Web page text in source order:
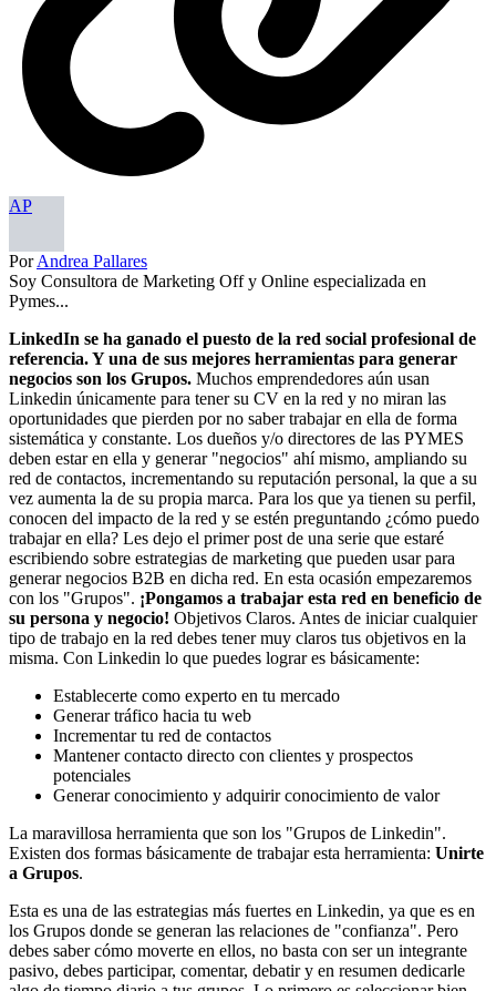
AP
PorAndrea Pallares
Soy Consultora de Marketing Off y Online especializada en
Pymes...
LinkedIn se ha ganado el puesto de la red social profesional de
referencia. Y una de sus mejores herramientas para generar
negocios son los Grupos. Muchos emprendedores aún usan
Linkedin únicamente para tener su CV en la red y no miran las
oportunidades que pierden por no saber trabajar en ella de forma
sistemática y constante. Los dueños y/o directores de las PYMES
deben estar en ella y generar "negocios" ahí mismo, ampliando su
red de contactos, incrementando su reputación personal, la que a su
vez aumenta la de su propia marca. Para los que ya tienen su perfil,
conocen del impacto de la red y se estén preguntando ¿cómo puedo
trabajar en ella? Les dejo el primer post de una serie que estaré
escribiendo sobre estrategias de marketing que pueden usar para
generar negocios B2B en dicha red. En esta ocasión empezaremos
con los "Grupos". ¡Pongamos a trabajar esta red en beneficio de
su persona y negocio! Objetivos Claros. Antes de iniciar cualquier
tipo de trabajo en la red debes tener muy claros tus objetivos en la
misma. Con Linkedin lo que puedes lograr es básicamente:
Establecerte como experto en tu mercado
Generar tráfico hacia tu web
Incrementar tu red de contactos
Mantener contacto directo con clientes y prospectos
potenciales
Generar conocimiento y adquirir conocimiento de valor
La maravillosa herramienta que son los "Grupos de Linkedin".
Existen dos formas básicamente de trabajar esta herramienta: Unirte
a Grupos.
Esta es una de las estrategias más fuertes en Linkedin, ya que es en
los Grupos donde se generan las relaciones de "confianza". Pero
debes saber cómo moverte en ellos, no basta con ser un integrante
pasivo, debes participar, comentar, debatir y en resumen dedicarle